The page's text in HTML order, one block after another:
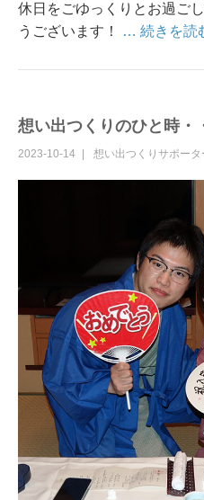
休日をごゆっくりとお過ご
うございます！
… 続きを読
想い出つくりのひと時・
2023-10-14 想い出つくりサポータ